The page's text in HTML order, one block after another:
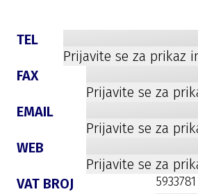
TEL
Prijavite se za prikaz
FAX
Prijavite se za
EMAIL
Prijavite se za
WEB
Prijavite se za
VAT BROJ
5933781